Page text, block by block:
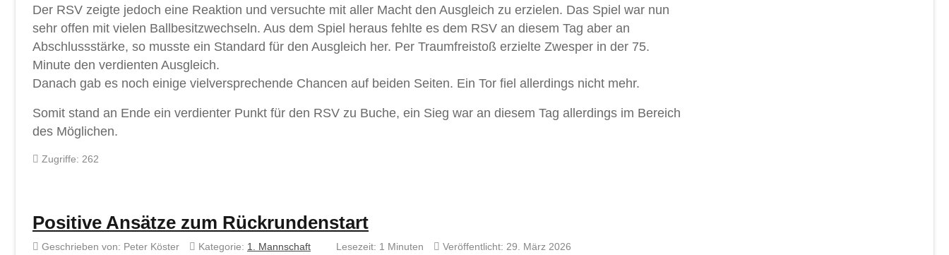
Der RSV zeigte jedoch eine Reaktion und versuchte mit aller Macht den Ausgleich zu erzielen. Das Spiel war nun
sehr offen mit vielen Ballbesitzwechseln. Aus dem Spiel heraus fehlte es dem RSV an diesem Tag aber an
Abschlussstärke, so musste ein Standard für den Ausgleich her. Per Traumfreistoß erzielte Zwesper in der 75.
Minute den verdienten Ausgleich.
Danach gab es noch einige vielversprechende Chancen auf beiden Seiten. Ein Tor fiel allerdings nicht mehr.
Somit stand an Ende ein verdienter Punkt für den RSV zu Buche, ein Sieg war an diesem Tag allerdings im Bereich
des Möglichen.
Zugriffe: 262
Positive Ansätze zum Rückrundenstart
Geschrieben von: Peter Köster Kategorie: 1. Mannschaft Lesezeit: 1 Minuten Veröffentlicht: 29. März 2026